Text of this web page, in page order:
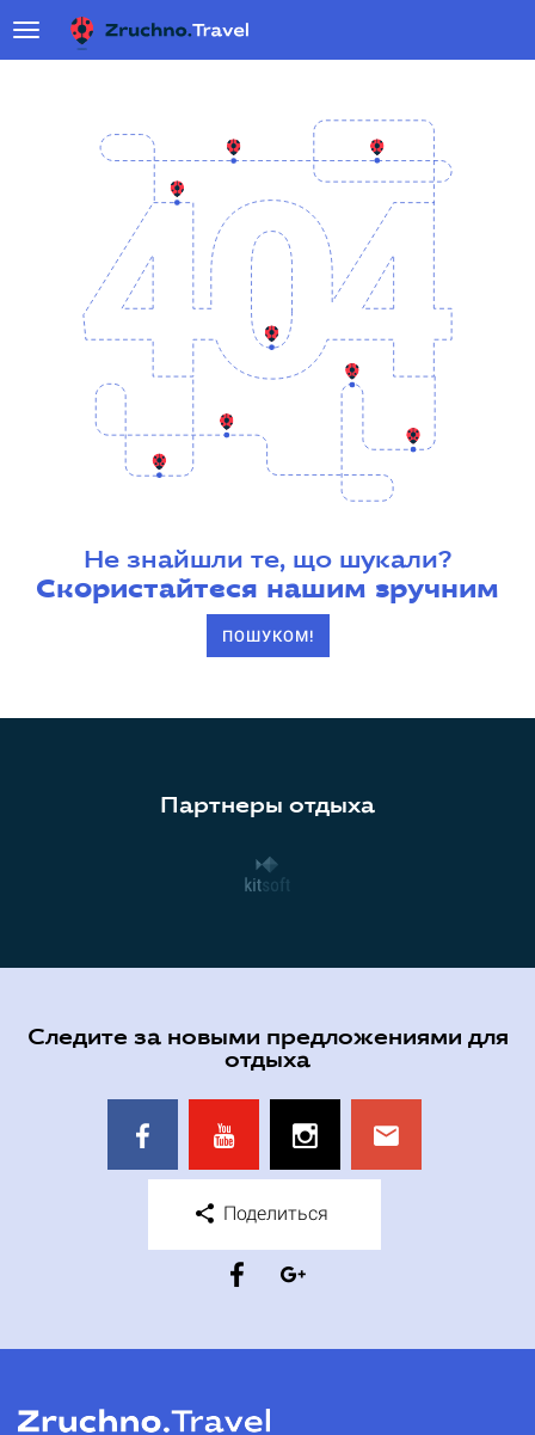
Не знайшли те, що шукали?
Скористайтеся нашим зручним
ПОШУКОМ!
Партнеры отдыха
Следите за новыми предложениями для
отдыха
Поделиться